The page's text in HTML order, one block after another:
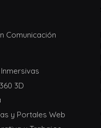
Comunicación
3D
y Portales Web